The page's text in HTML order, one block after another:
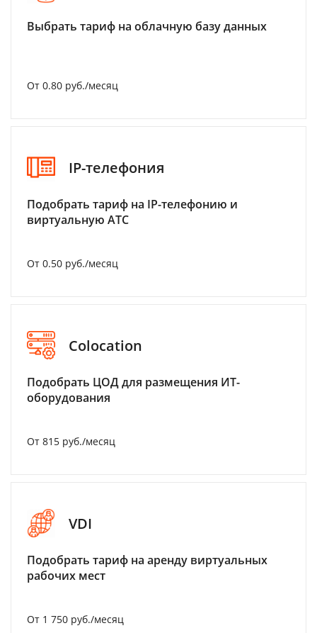
Выбрать тариф на облачную базу данных
От 0.80 руб./месяц
IP-телефония
Подобрать тариф на IP-телефонию и
виртуальную АТС
От 0.50 руб./месяц
Colocation
Подобрать ЦОД для размещения ИТ-
оборудования
От 815 руб./месяц
VDI
Подобрать тариф на аренду виртуальных
рабочих мест
От 1 750 руб./месяц